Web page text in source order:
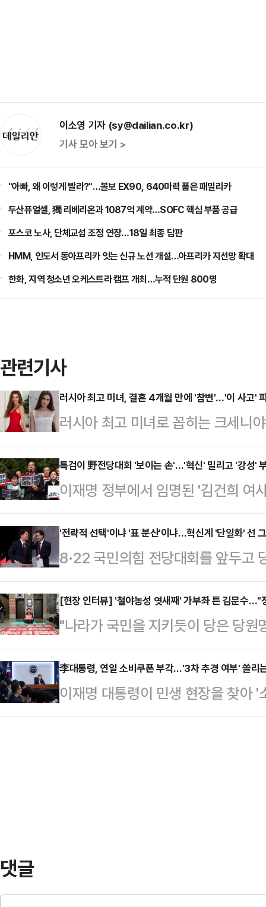
이소영 기자 (sy@dailian.co.kr)
기사 모아 보기 >
"아빠, 왜 이렇게 빨라?"…볼보 EX90, 640마력 품은 패밀리카
두산퓨얼셀, 獨 리베리온과 1087억 계약…SOFC 핵심 부품 공급
포스코 노사, 단체교섭 조정 연장…18일 최종 담판
HMM, 인도서 동아프리카 잇는 신규 노선 개설…아프리카 지선망 확대
한화, 지역 청소년 오케스트라 캠프 개최…누적 단원 800명
관련기사
러시아 최고 미녀, 결혼 4개월 만에 '참변'…'이 사고'
러시아 최고 미녀로 꼽히는 크세니
어든 야생 동물과 충돌해 치료를
피플지, 뉴욕 포스트 등 외신에 따
러시아의 한 도로를 달리던 중 갑
는 사고를 당했다.사고 당시 크세니
은 운전을 하고 있었다. 부부는 결
타까움을 더했다.그의 남편은 러시
에서 "엘크…
특검이 野전당대회 '보이는 손'…'혁신' 밀리고 '강성'
이재명 정부에서 임명된 '김건희 여
회에서 '보이지 않는 손'을 넘어 '보
있다는 관측이 제기된다. 당권 경쟁
도를 계속함에 따라 자연스레 혁신
해, 강성파 후보들은 유리한 입지를
면에 몰리고 있다는 시각이다.전당
신 논쟁, 혁신 경쟁이 벌어져야 한
자들의 입지와…
'전략적 선택'이냐 '표 분산'이냐…혁신계 '단일화' 선
8·22 국민의힘 전당대회를 앞두고
계 단일화'에 정치권의 눈길이 쏠리
서 상대적 우위를 점하고 있지만, 1
표 가능성이 살아있기 때문이다.정
로 대표되는 혁신파 후보들의 '단일
후보가 안 후보에 연신 손짓을 보내
열해지면서 상황은 안갯속 국면에
는 18일 국회에서…
[현장 인터뷰] '철야농성 엿새째' 가부좌 튼 김문수…"
"나라가 국민을 지키듯이 당은 당
파고 들었다. 농성 첫날에 봤던 그
의힘 당대표 후보의 의지는 추상처
압수수색 영장 재집행에 대비해 가
당대표 후보 한 명에서 과거 힘든
李대통령, 연일 소비쿠폰 부각…'3차 추경 여부' 쏠리
이재명 대통령이 민생 현장을 찾아
통시장에서 상인들을 격려하고, 수
댓글